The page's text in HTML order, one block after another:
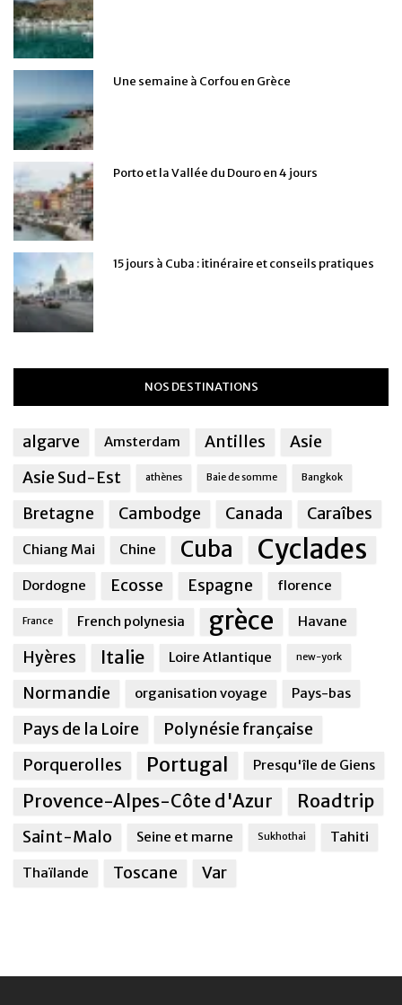
Une semaine à Corfou en Grèce
Porto et la Vallée du Douro en 4 jours
15 jours à Cuba : itinéraire et conseils pratiques
NOS DESTINATIONS
algarve Amsterdam Antilles
Asie
Asie Sud-Est
athènes Baie de somme Bangkok
Bretagne Cambodge Canada Caraîbes
Chiang Mai Chine Cuba Cyclades
Dordogne Ecosse Espagne florence
France French polynesia grèce Havane
Hyères Italie Loire Atlantique new-york
Normandie organisation voyage Pays-bas
Pays de la Loire
Polynésie française
Porquerolles
Portugal Presqu'île de Giens
Provence-Alpes-Côte d'Azur Roadtrip
Saint-Malo Seine et marne Sukhothai Tahiti
Thaïlande Toscane Var